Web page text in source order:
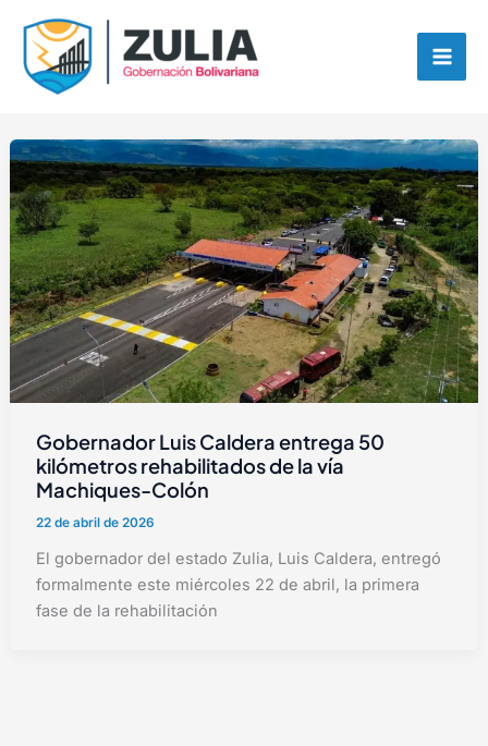
contenido
contenido
Gobernador Luis Caldera entrega 50
kilómetros rehabilitados de la vía
Machiques-Colón
22 de abril de 2026
El gobernador del estado Zulia, Luis Caldera, entregó
formalmente este miércoles 22 de abril, la primera
fase de la rehabilitación